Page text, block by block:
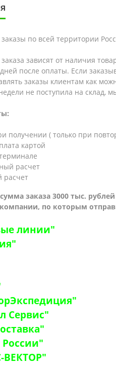
по всей территории
заказа зависят от наличия
после оплаты. Если
заказы клиентам как
не поступила на
получении ( только при
картой
расчет
расчет
заказа 3000 тыс. рублей
по которым о
линии"
Сервис"
ВЕКТОР"